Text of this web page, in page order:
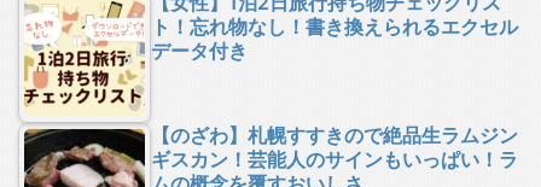
ト！忘れ物なし！書き換えられるエクセル
データ付き
【のざわ】札幌すすきので絶品生ラムジン
ギスカン！芸能人のサインもいっぱい！ラ